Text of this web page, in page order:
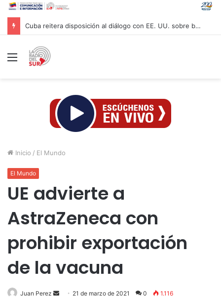
Cuba reitera disposición al diálogo con EE. UU. sobre bases de respeto
Menú
Inicio / El Mundo
El Mundo
UE advierte a
AstraZeneca con
prohibir exportación
de la vacuna
Juan Perez
Send 21 de marzo de 2021 0 1.116